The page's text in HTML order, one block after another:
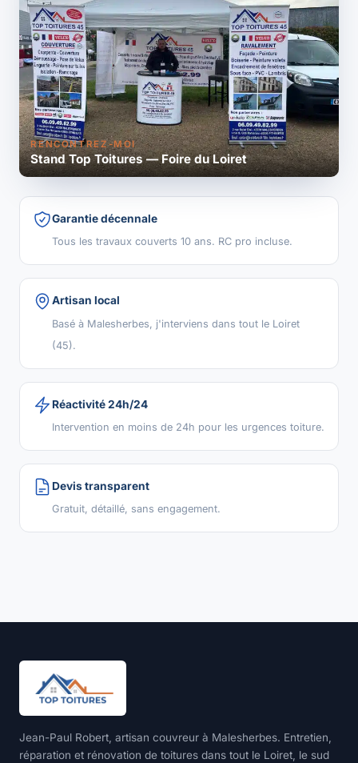
RENCONTREZ-MOI
Stand Top Toitures — Foire du Loiret
Garantie décennale
Tous les travaux couverts 10 ans. RC pro incluse.
Artisan local
Basé à Malesherbes, j'interviens dans tout le Loiret
(45).
Réactivité 24h/24
Intervention en moins de 24h pour les urgences toiture.
Devis transparent
Gratuit, détaillé, sans engagement.
Jean-Paul Robert, artisan couvreur à Malesherbes. Entretien,
réparation et rénovation de toitures dans tout le Loiret, le sud